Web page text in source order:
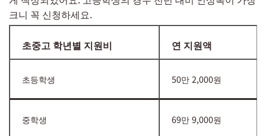
크니 꼭 신청하세요.
초중고 학년별 지원비 연 지원액
초등학생 50만 2,000원
중학생 69만 9,000원